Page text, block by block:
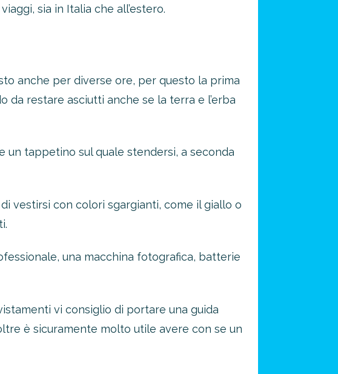
sia in Italia che all’estero.
anche per diverse ore, per questo la prima
restare asciutti anche se la terra e l’erba
tappetino sul quale stendersi, a seconda
vestirsi con colori sgargianti, come il giallo o
una macchina fotografica, batterie
vi consiglio di portare una guida
è sicuramente molto utile avere con se un